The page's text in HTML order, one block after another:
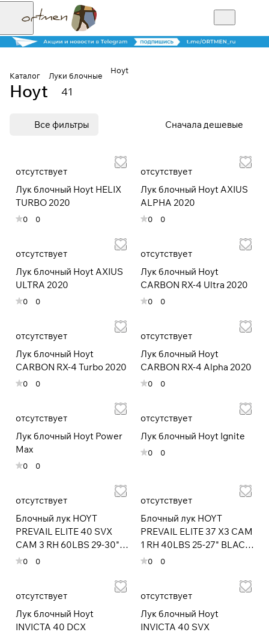
Каталог Луки блочные
Hoyt
Hoyt 41
Все фильтры Сначала дешевые
отсутствует
Лук блочный Hoyt HELIX
TURBO 2020
0 0
отсутствует
Лук блочный Hoyt AXIUS
ALPHA 2020
0 0
отсутствует
Лук блочный Hoyt AXIUS
ULTRA 2020
0 0
отсутствует
Лук блочный Hoyt
CARBON RX-4 Ultra 2020
0 0
отсутствует
Лук блочный Hoyt
CARBON RX-4 Turbo 2020
0 0
отсутствует
Лук блочный Hoyt
CARBON RX-4 Alpha 2020
0 0
отсутствует
Лук блочный Hoyt Power
Max
0 0
отсутствует
Лук блочный Hoyt Ignite
0 0
отсутствует
Блочный лук HOYT
PREVAIL ELITE 40 SVX
CAM 3 RH 60LBS 29-30""
RED"
0 0
отсутствует
Блочный лук HOYT
PREVAIL ELITE 37 X3 CAM
1 RH 40LBS 25-27" BLACK
OUT
0 0
отсутствует
Лук блочный Hoyt
INVICTA 40 DCX
отсутствует
Лук блочный Hoyt
INVICTA 40 SVX
Для клиентов всех банков
Разбейте
25%
Добавляйте товары
При оформлении заказа
картой любого банка
выбранный способом
Оставшиеся
% будут
с вашей карты
* При оплате черезПЛАЙТ
скидки по купонам не
применяются.
об оплате Плайтом